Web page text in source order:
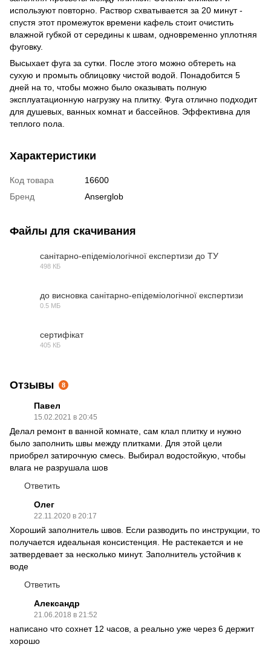
используют повторно. Раствор схватывается за 20 минут -
спустя этот промежуток времени кафель стоит очистить
влажной губкой от середины к швам, одновременно уплотняя
фуговку.
Высыхает фуга за сутки. После этого можно обтереть на
сухую и промыть облицовку чистой водой. Понадобится 5
дней на то, чтобы можно было оказывать полную
эксплуатационную нагрузку на плитку. Фуга отлично подходит
для душевых, ванных комнат и бассейнов. Эффективна для
теплого пола.
Характеристики
Код товара
16600
Бренд
Anserglob
Файлы для скачивания
санітарно-епідеміологічної експертизи до ТУ
498 КБ
до висновка санітарно-епідеміологічної експертизи
0.5 МБ
сертифікат
405 КБ
Отзывы 8
Павел
15.02.2021 в 20:45
Делал ремонт в ванной комнате, сам клал плитку и нужно
было заполнить швы между плитками. Для этой цели
приобрел затирочную смесь. Выбирал водостойкую, чтобы
влага не разрушала шов
Ответить
Олег
22.11.2020 в 20:17
Хороший заполнитель швов. Если разводить по инструкции, то
получается идеальная консистенция. Не растекается и не
затвердевает за несколько минут. Заполнитель устойчив к
воде
Ответить
Александр
21.06.2018 в 21:52
написано что сохнет 12 часов, а реально уже через 6 держит
хорошо